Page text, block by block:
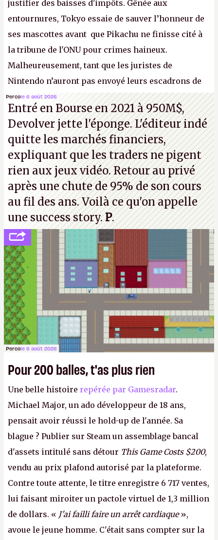
justifier des baisses d'impôts. Gênée aux
entournures, Tokyo essaie de sauver l’honneur de
ses mascottes avant que Pikachu ne finisse cité à
la tribune de l'ONU pour crimes haineux.
Malheureusement, tant que les juristes de
Nintendo n’auront pas envoyé leurs escadrons de
la mort judiciaires pour distribuer du copyright
strike à tour de bras, l'Oncle Sam continuera
d'étaler sa confiture intellectuelle sur vos
souvenirs d'enfance.P.
Percole 6 août 2026
Entré en Bourse en 2021 à 950M$,
Devolver jette l'éponge. L'éditeur indé
quitte les marchés financiers,
expliquant que les traders ne pigent
rien aux jeux vidéo. Retour au privé
après une chute de 95% de son cours
au fil des ans. Voilà ce qu'on appelle
une success story.P.
Percole 6 août 2026
Pour 200 balles, t'as plus rien
Une belle histoire repérée par Gamesradar.
Michael Major, un ado développeur de 18 ans,
pensait avoir réussi le hold-up de l'année. Sa
blague ? Publier sur Steam un assemblage bancal
d'assets intitulé sans détour This Game Costs $200,
vendu au prix plafond autorisé par la plateforme.
Contre toute attente, le titre enregistre 6 717 ventes,
lui faisant miroiter un pactole virtuel de 1,3 million
de dollars. « J'ai failli faire un arrêt cardiaque»,
avoue le jeune homme. C'était sans compter sur la